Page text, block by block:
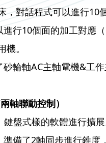
，對話程式可以進行10
進行10個面的加工對應
。
砂輪軸AC主軸電機&工
兩軸聯動控制）
盤式樣的軟體進行擴展
準備了2軸同步進行錐度